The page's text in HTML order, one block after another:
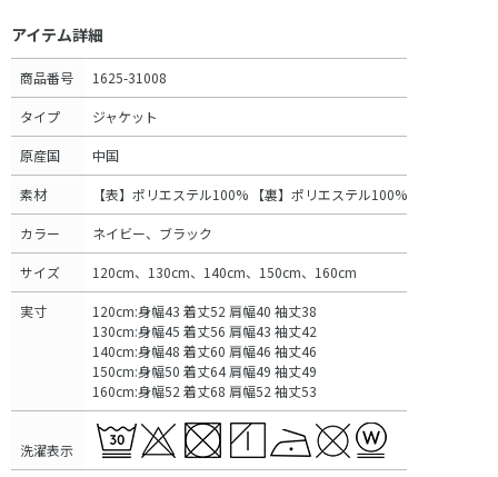
アイテム詳細
商品番号 1625-31008
タイプ ジャケット
原産国 中国
素材 【表】ポリエステル100% 【裏】ポリエステル100%
カラー ネイビー、ブラック
サイズ 120cm、130cm、140cm、150cm、160cm
実寸
120cm:身幅43 着丈52 肩幅40 袖丈38
130cm:身幅45 着丈56 肩幅43 袖丈42
140cm:身幅48 着丈60 肩幅46 袖丈46
150cm:身幅50 着丈64 肩幅49 袖丈49
160cm:身幅52 着丈68 肩幅52 袖丈53
洗濯表示